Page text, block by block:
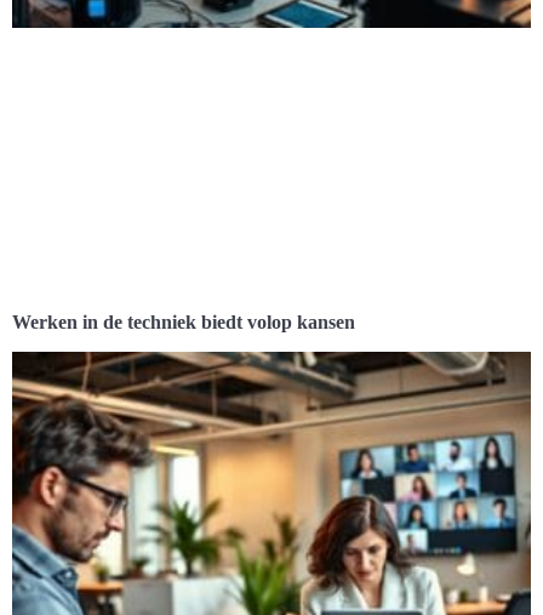
Werken in de techniek biedt volop kansen